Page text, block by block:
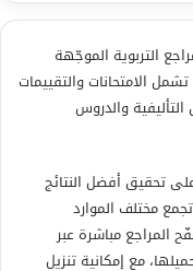
التربوية الموجّهة
تشمل الامتحانات والتقييمات
والدروس
تحقيق أفضل النتائج
مختلف الموارد
المراجع مباشرة عبر
مع إمكانية تنزيل